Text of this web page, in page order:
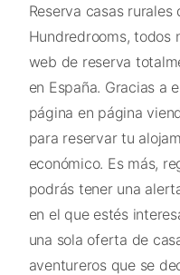
Reserva casas
Hundredrooms, todos
web de reserva
en España. Gracias a
página en página
para reservar tu
económico. Es más,
podrás tener una
en el que estés
una sola oferta de
aventureros que se